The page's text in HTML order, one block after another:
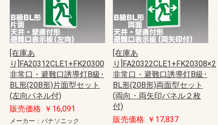
[在庫あ
り]FA20312CLE1+FK20300
非常口・避難口誘導灯B級･
BL形(20B形)片面型セット
(左向パネル付)
販売価格: ￥16,091
メーカー：パナソニック
[在庫あ
り]FA20322CLE1+FK20308×2
非常口・避難口誘導灯B級･
BL形(20B形)両面型セット
(両向・両矢印パネル２枚
付)
販売価格: ￥17,837